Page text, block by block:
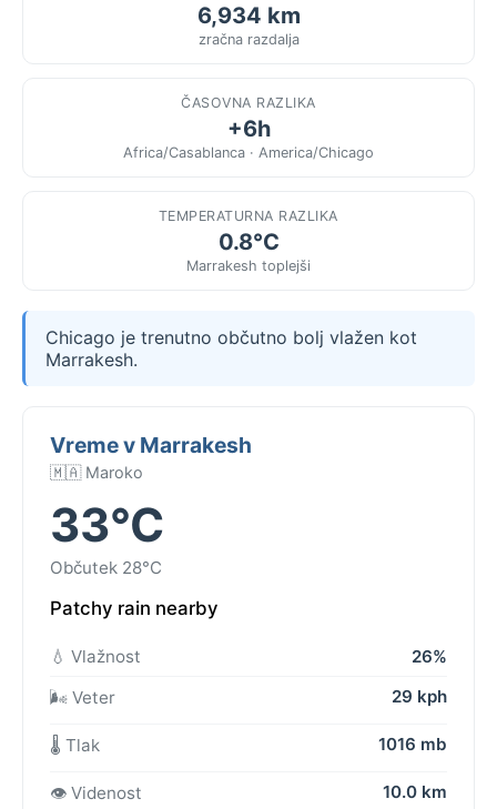
6,934 km
zračna razdalja
ČASOVNA RAZLIKA
+6h
Africa/Casablanca · America/Chicago
TEMPERATURNA RAZLIKA
0.8°C
Marrakesh toplejši
Chicago je trenutno občutno bolj vlažen kot
Marrakesh.
Vreme v Marrakesh
🇲🇦 Maroko
33°C
Občutek 28°C
Patchy rain nearby
💧 Vlažnost
26%
🌬️ Veter
29 kph
🌡️ Tlak 1016 mb
👁️ Videnost 10.0 km